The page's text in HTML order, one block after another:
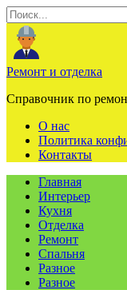
Перейти
к
содержанию
Search
for:
Ремонт и отделка
Справочник по
О нас
Политика
Контакты
Главная
Интерьер
Кухня
Отделка
Ремонт
Спальня
Разное
Разное